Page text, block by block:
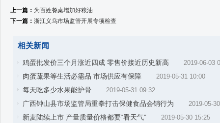
上一篇： 为百姓餐桌增加好粮油
下一篇： 浙江义乌市场监管开展专项检查
相关新闻
鸡蛋批发价三个月涨近四成 零售价接近历史新高 2019-06-03
肉蛋蔬果等生活必需品 市场供应有保障 2019-05-31 10:00
每天吃多少水果能护骨 2019-05-31 09:32
广西钟山县市场监管局重拳打击保健食品会销行为 2019-05-
新麦陆续上市 产量质量价格都要“看天气” 2019-05-30 15:25